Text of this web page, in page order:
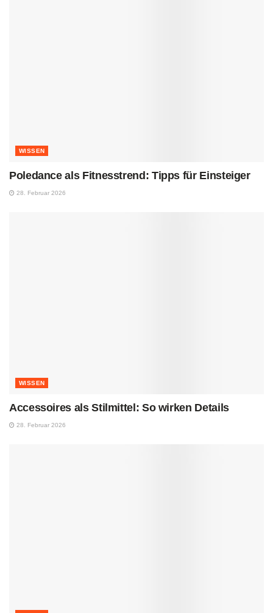
WISSEN
Poledance als Fitnesstrend: Tipps für Einsteiger
28. Februar 2026
WISSEN
Accessoires als Stilmittel: So wirken Details
28. Februar 2026